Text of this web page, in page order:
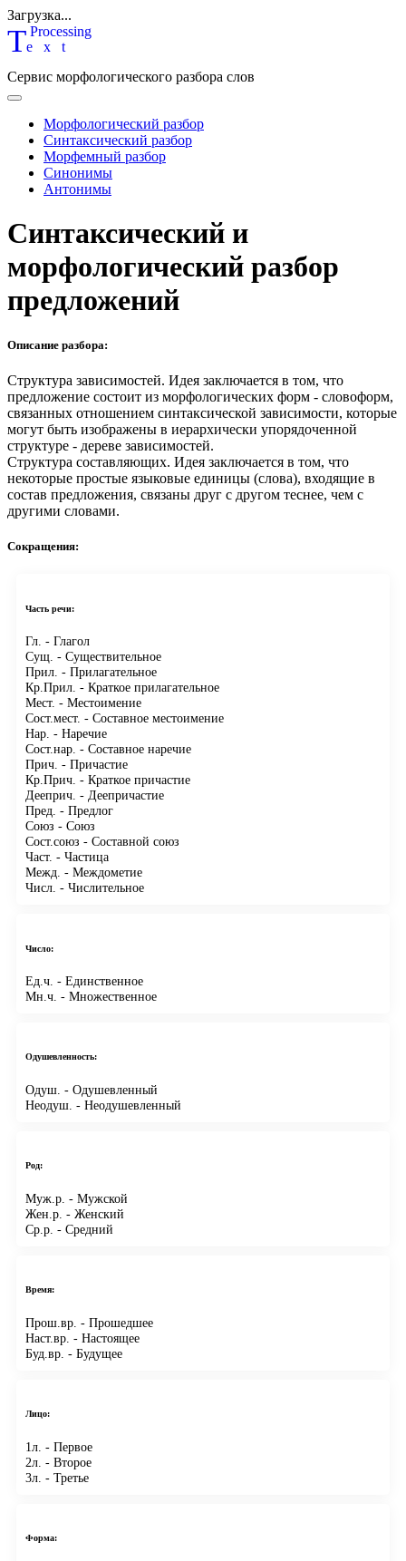
Загрузка...
Text
Processing
Сервис морфологического разбора слов
Морфологический разбор
Синтаксический разбор
Морфемный разбор
Синонимы
Антонимы
Синтаксический и
морфологический разбор
предложений
Описание разбора:
Структура зависимостей. Идея заключается в том, что
предложение состоит из морфологических форм - словоформ,
связанных отношением синтаксической зависимости, которые
могут быть изображены в иерархически упорядоченной
структуре - дереве зависимостей.
Структура составляющих. Идея заключается в том, что
некоторые простые языковые единицы (слова), входящие в
состав предложения, связаны друг с другом теснее, чем с
другими словами.
Сокращения:
Часть речи:
Гл. - Глагол
Сущ. - Существительное
Прил. - Прилагательное
Кр.Прил. - Краткое прилагательное
Мест. - Местоимение
Сост.мест. - Составное местоимение
Нар. - Наречие
Сост.нар. - Составное наречие
Прич. - Причастие
Кр.Прич. - Краткое причастие
Дееприч. - Деепричастие
Пред. - Предлог
Союз - Союз
Сост.союз - Составной союз
Част. - Частица
Межд. - Междометие
Числ. - Числительное
Число:
Ед.ч. - Единственное
Мн.ч. - Множественное
Одушевленность:
Одуш. - Одушевленный
Неодуш. - Неодушевленный
Род:
Муж.р. - Мужской
Жен.р. - Женский
Ср.р. - Средний
Время:
Прош.вр. - Прошедшее
Наст.вр. - Настоящее
Буд.вр. - Будущее
Лицо:
1л. - Первое
2л. - Второе
3л. - Третье
Форма: